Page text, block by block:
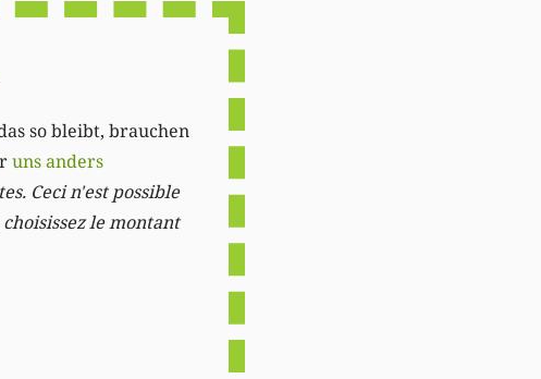
so bleibt, brauchen
uns anders
Ceci n'est possible
le montant